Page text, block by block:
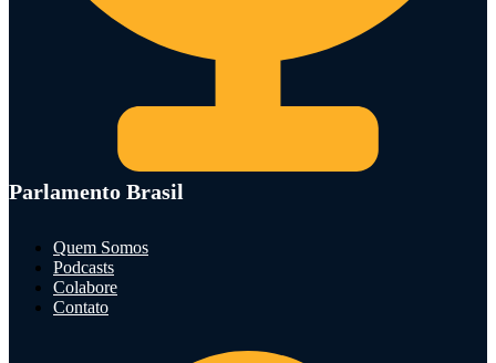
Parlamento Brasil
Quem Somos
Podcasts
Colabore
Contato